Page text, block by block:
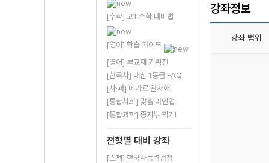
[수학] 고1 수학 대비법
[영어] 학습 가이드
[영어] 부교재 기획전
[한국사] 내신 1등급 FAQ
[사·과] 메가로 완자해!
[통합사회] 맞춤 라인업
[통합과학] 종지부 찍기!
전형별 대비 강좌
[스펙] 한국사능력검정
강좌정보
강좌 범위